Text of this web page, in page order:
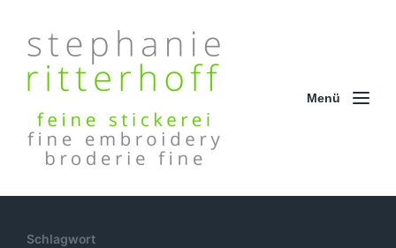
Menü
Schlagwort